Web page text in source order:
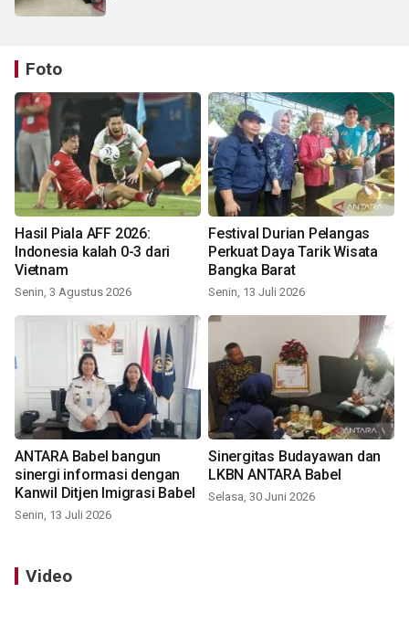
Foto
Hasil Piala AFF 2026:
Indonesia kalah 0-3 dari
Vietnam
Senin, 3 Agustus 2026
Festival Durian Pelangas
Perkuat Daya Tarik Wisata
Bangka Barat
Senin, 13 Juli 2026
ANTARA Babel bangun
sinergi informasi dengan
Kanwil Ditjen Imigrasi Babel
Senin, 13 Juli 2026
Sinergitas Budayawan dan
LKBN ANTARA Babel
Selasa, 30 Juni 2026
Video